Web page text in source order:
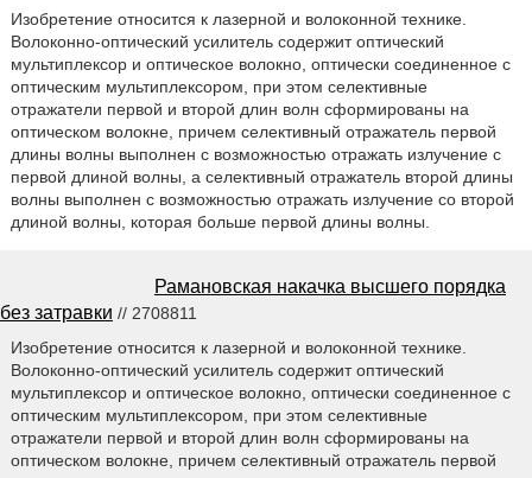
Изобретение относится к лазерной и волоконной технике.
Волоконно-оптический усилитель содержит оптический
мультиплексор и оптическое волокно, оптически соединенное с
оптическим мультиплексором, при этом селективные
отражатели первой и второй длин волн сформированы на
оптическом волокне, причем селективный отражатель первой
длины волны выполнен с возможностью отражать излучение с
первой длиной волны, а селективный отражатель второй длины
волны выполнен с возможностью отражать излучение со второй
длиной волны, которая больше первой длины волны.
Рамановская накачка высшего порядка
без затравки // 2708811
Изобретение относится к лазерной и волоконной технике.
Волоконно-оптический усилитель содержит оптический
мультиплексор и оптическое волокно, оптически соединенное с
оптическим мультиплексором, при этом селективные
отражатели первой и второй длин волн сформированы на
оптическом волокне, причем селективный отражатель первой